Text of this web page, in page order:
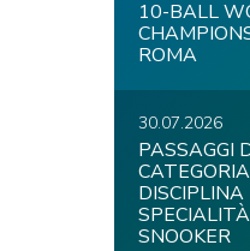
10-BALL
ROMA
30.07.2026
PASSAGGI
CATEGORIA
DISCIPLINA
SPECIALITÀ
SNOOKER